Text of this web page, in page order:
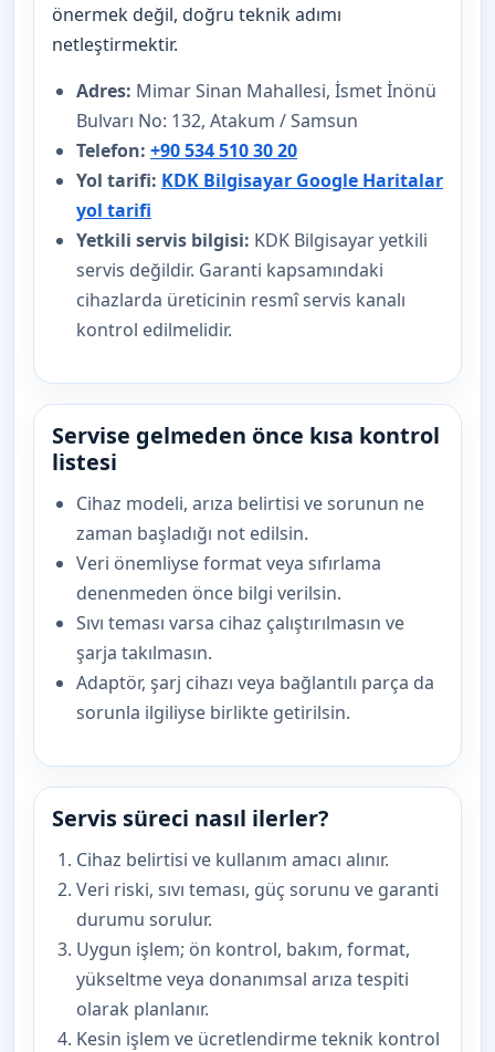
önermek değil, doğru teknik adımı
netleştirmektir.
Adres: Mimar Sinan Mahallesi, İsmet İnönü
Bulvarı No: 132, Atakum / Samsun
Telefon: +90 534 510 30 20
Yol tarifi: KDK Bilgisayar Google Haritalar
yol tarifi
Yetkili servis bilgisi: KDK Bilgisayar yetkili
servis değildir. Garanti kapsamındaki
cihazlarda üreticinin resmî servis kanalı
kontrol edilmelidir.
Servise gelmeden önce kısa kontrol
listesi
Cihaz modeli, arıza belirtisi ve sorunun ne
zaman başladığı not edilsin.
Veri önemliyse format veya sıfırlama
denenmeden önce bilgi verilsin.
Sıvı teması varsa cihaz çalıştırılmasın ve
şarja takılmasın.
Adaptör, şarj cihazı veya bağlantılı parça da
sorunla ilgiliyse birlikte getirilsin.
Servis süreci nasıl ilerler?
Cihaz belirtisi ve kullanım amacı alınır.
Veri riski, sıvı teması, güç sorunu ve garanti
durumu sorulur.
Uygun işlem; ön kontrol, bakım, format,
yükseltme veya donanımsal arıza tespiti
olarak planlanır.
Kesin işlem ve ücretlendirme teknik kontrol